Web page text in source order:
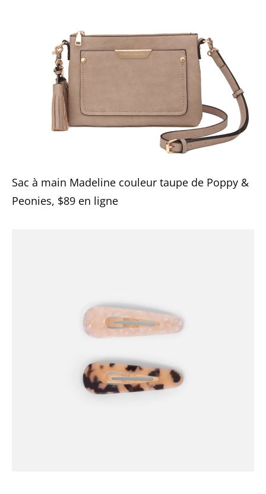
Sac à main Madeline couleur taupe de Poppy &
Peonies, $89 en ligne